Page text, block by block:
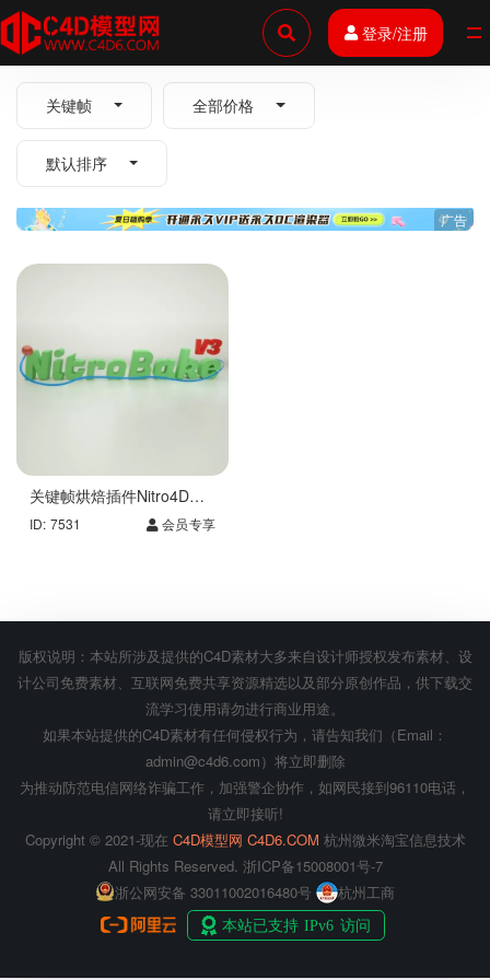
登录/注册
关键帧 全部价格
默认排序
广告
关键帧烘焙插件Nitro4D
2023
ID: 7531 会员专享
版权说明：本站所涉及提供的C4D素材大多来自设计师授权发布素材、设
计公司免费素材、互联网免费共享资源精选以及部分原创作品，供下载交
流学习使用请勿进行商业用途。
如果本站提供的C4D素材有任何侵权行为，请告知我们（Email：
admin@c4d6.com）将立即删除
为推动防范电信网络诈骗工作，加强警企协作，如网民接到96110电话，
请立即接听!
Copyright © 2021-现在 C4D模型网 C4D6.COM 杭州微米淘宝信息技术
All Rights Reserved. 浙ICP备15008001号-7
浙公网安备 33011002016480号
杭州工商
全部